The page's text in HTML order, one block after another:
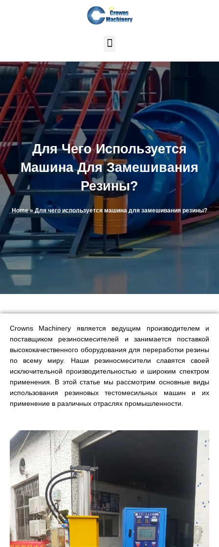
Для Чего Используется
Машина Для Замешивания
Резины?
Home»Для чего используется машина для замешивания резины?
Crowns Machinery является ведущим производителем и
поставщиком резиносмесителей и занимается поставкой
высококачественного оборудования для переработки резины
по всему миру. Наши резиносмесители славятся своей
исключительной производительностью и широким спектром
применения. В этой статье мы рассмотрим основные виды
использования резиновых тестомесильных машин и их
применение в различных отраслях промышленности.